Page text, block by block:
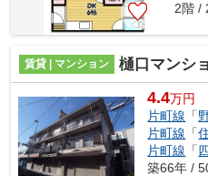
2階 /
賃貸 | マンション 樋口マンシ
4.4万円
片町線 「
片町線 「
片町線 「
築66年 /